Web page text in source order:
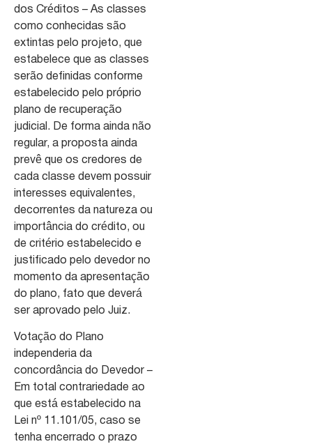
dos Créditos – As classes
como conhecidas são
extintas pelo projeto, que
estabelece que as classes
serão definidas conforme
estabelecido pelo próprio
plano de recuperação
judicial. De forma ainda não
regular, a proposta ainda
prevê que os credores de
cada classe devem possuir
interesses equivalentes,
decorrentes da natureza ou
importância do crédito, ou
de critério estabelecido e
justificado pelo devedor no
momento da apresentação
do plano, fato que deverá
ser aprovado pelo Juiz.
Votação do Plano
independeria da
concordância do Devedor –
Em total contrariedade ao
que está estabelecido na
Lei nº 11.101/05, caso se
tenha encerrado o prazo